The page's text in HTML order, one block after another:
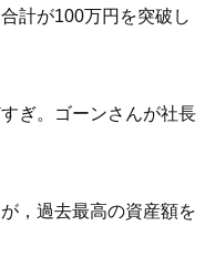
計が100万円を突破し
ぎ。ゴーンさんが社長
，過去最高の資産額を